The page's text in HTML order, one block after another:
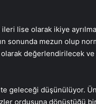
lise olarak ikiye
sonunda mezun olup
olarak değerlendirilecek
geleceği düşünülüyor.
ordusuna dönüştüğü